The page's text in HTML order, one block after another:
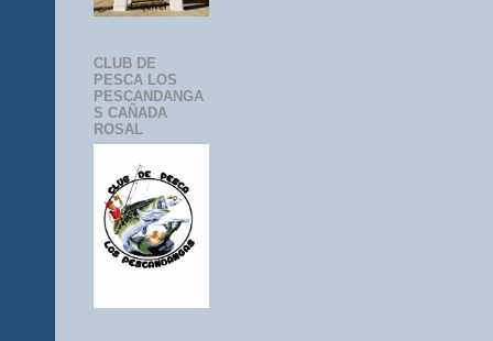
CLUB DE
PESCA LOS
PESCANDANGA
S CAÑADA
ROSAL